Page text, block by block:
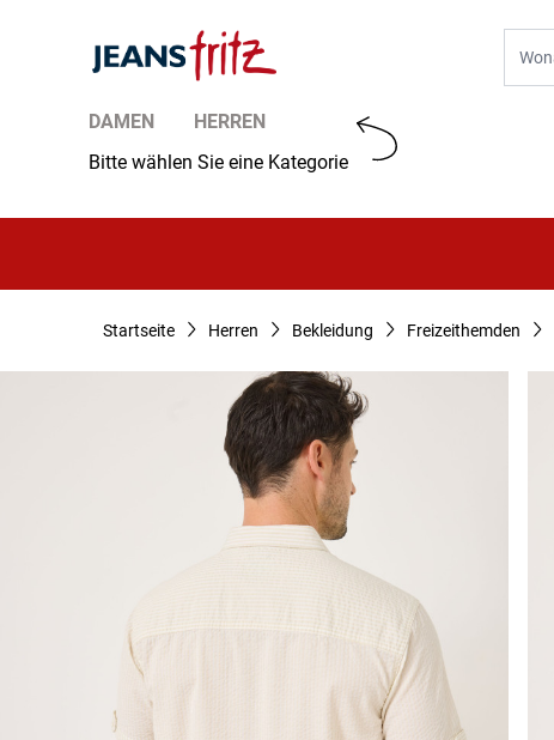
DAMEN
HERREN
Bitte wählen Sie eine Kategorie
Startseite Herren Bekleidung Freizeithemden